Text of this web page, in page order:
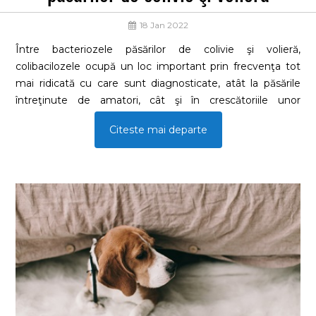
18 Jan 2022
Între bacteriozele păsărilor de colivie şi volieră,
colibacilozele ocupă un loc important prin frecvenţa tot
mai ridicată cu care sunt diagnosticate, atât la păsările
întreţinute de amatori, cât şi în crescătoriile unor
profesionişti. O particularitate o reprezintă şi sensibilitatea
pe care multe specii de păsări o manifestă atât la
diferitele serotipuri de Escherichia coli, în diferite situaţii
produs de unele serotipuri şi sindrom
digestiv determinat de alte serotipuri.
Citeste mai departe